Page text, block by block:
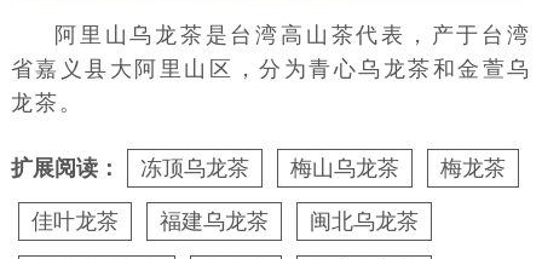
阿里山乌龙茶是 台湾高山茶代表，产于台湾
省嘉义县 大阿里山区，分为青心乌龙茶和金萱乌
龙茶。
扩展阅读： 冻顶乌龙茶 梅山乌龙茶 梅龙茶
佳叶龙茶 福建乌龙茶 闽北乌龙茶